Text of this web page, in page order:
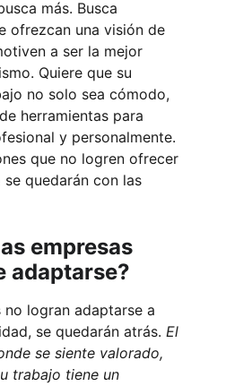
más. Busca
ofrezcan una visión de
a ser la mejor
Quiere que su
no solo sea cómodo,
herramientas para
y personalmente.
que no logren ofrecer
quedarán con las
empresas
adaptarse?
no logran adaptarse a
se quedarán atrás. El
se siente valorado,
trabajo tiene un